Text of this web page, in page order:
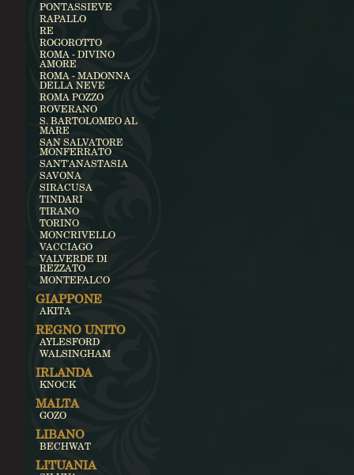
PONTASSIEVE
RAPALLO
RE
ROGOROTTO
ROMA - DIVINO
AMORE
ROMA - MADONNA
DELLA NEVE
ROMA POZZO
ROVERANO
S. BARTOLOMEO AL
MARE
SAN SALVATORE
MONFERRATO
SANT'ANASTASIA
SAVONA
SIRACUSA
TINDARI
TIRANO
TORINO
MONCRIVELLO
VACCIAGO
VALVERDE DI
REZZATO
MONTEFALCO
GIAPPONE
AKITA
REGNO UNITO
AYLESFORD
WALSINGHAM
IRLANDA
KNOCK
MALTA
GOZO
LIBANO
BECHWAT
LITUANIA